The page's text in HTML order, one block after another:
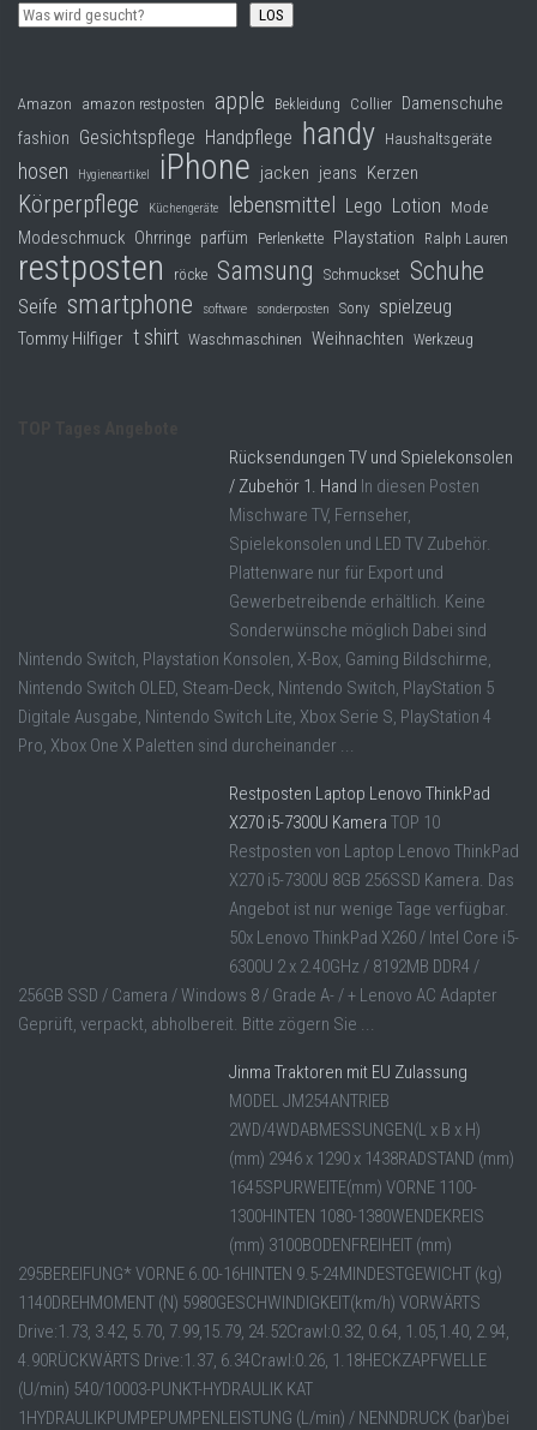
LOS
Amazon amazon restposten apple Bekleidung Collier Damenschuhe
fashion Gesichtspflege Handpflege handy Haushaltsgeräte
hosen Hygieneartikel iPhone jacken jeans Kerzen
Körperpflege Küchengeräte lebensmittel Lego Lotion Mode
Modeschmuck Ohrringe parfüm Perlenkette Playstation Ralph Lauren
restposten röcke Samsung Schmuckset Schuhe
Seife smartphone software sonderposten Sony spielzeug
Tommy Hilfiger t shirt Waschmaschinen Weihnachten Werkzeug
Rücksendungen TV und Spielekonsolen
/ Zubehör 1. Hand In diesen Posten
Mischware TV, Fernseher,
Spielekonsolen und LED TV Zubehör.
Plattenware nur für Export und
Gewerbetreibende erhältlich. Keine
Sonderwünsche möglich Dabei sind
Nintendo Switch, Playstation Konsolen, X-Box, Gaming Bildschirme,
Nintendo Switch OLED, Steam-Deck, Nintendo Switch, PlayStation 5
Digitale Ausgabe, Nintendo Switch Lite, Xbox Serie S, PlayStation 4
Pro, Xbox One X Paletten sind durcheinander ...
Restposten Laptop Lenovo ThinkPad
X270 i5-7300U Kamera TOP 10
Restposten von Laptop Lenovo ThinkPad
X270 i5-7300U 8GB 256SSD Kamera. Das
Angebot ist nur wenige Tage verfügbar.
50x Lenovo ThinkPad X260 / Intel Core i5-
6300U 2 x 2.40GHz / 8192MB DDR4 /
256GB SSD / Camera / Windows 8 / Grade A- / + Lenovo AC Adapter
Geprüft, verpackt, abholbereit. Bitte zögern Sie ...
Jinma Traktoren mit EU Zulassung
MODEL JM254ANTRIEB
2WD/4WDABMESSUNGEN(L x B x H)
(mm) 2946 x 1290 x 1438RADSTAND (mm)
1645SPURWEITE(mm) VORNE 1100-
1300HINTEN 1080-1380WENDEKREIS
(mm) 3100BODENFREIHEIT (mm)
295BEREIFUNG* VORNE 6.00-16HINTEN 9.5-24MINDESTGEWICHT (kg)
1140DREHMOMENT (N) 5980GESCHWINDIGKEIT(km/h) VORWÄRTS
Drive:1.73, 3.42, 5.70, 7.99,15.79, 24.52Crawl:0.32, 0.64, 1.05,1.40, 2.94,
4.90RÜCKWÄRTS Drive:1.37, 6.34Crawl:0.26, 1.18HECKZAPFWELLE
(U/min) 540/10003-PUNKT-HYDRAULIK KAT
1HYDRAULIKPUMPEPUMPENLEISTUNG (L/min) / NENNDRUCK (bar)bei